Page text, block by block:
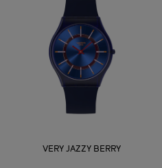
VERY JAZZY BERRY